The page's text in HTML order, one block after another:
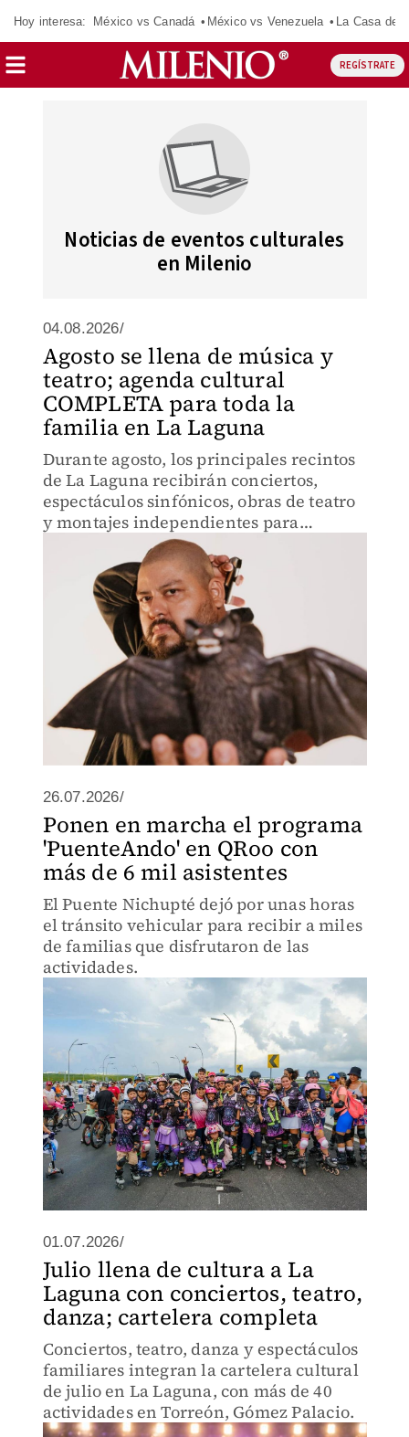
Hoy interesa: México vs Canadá México vs Venezuela La Casa de
REGÍSTRATE
Noticias de eventos culturales
en Milenio
04.08.2026/
Agosto se llena de música y
teatro; agenda cultural
COMPLETA para toda la
familia en La Laguna
Durante agosto, los principales recintos
de La Laguna recibirán conciertos,
espectáculos sinfónicos, obras de teatro
y montajes independientes para
públicos de todas las edades.
26.07.2026/
Ponen en marcha el programa
'PuenteAndo' en QRoo con
más de 6 mil asistentes
El Puente Nichupté dejó por unas horas
el tránsito vehicular para recibir a miles
de familias que disfrutaron de las
actividades.
01.07.2026/
Julio llena de cultura a La
Laguna con conciertos, teatro,
danza; cartelera completa
Conciertos, teatro, danza y espectáculos
familiares integran la cartelera cultural
de julio en La Laguna, con más de 40
actividades en Torreón, Gómez Palacio.